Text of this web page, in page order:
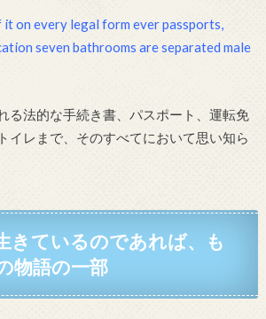
it on every legal form ever passports,
seven bathrooms are separated male
る法的な手続き書、パスポート、運転免
イレまで、そのすべてにおいて思い知ら
きているのであれば、も
物語の一部